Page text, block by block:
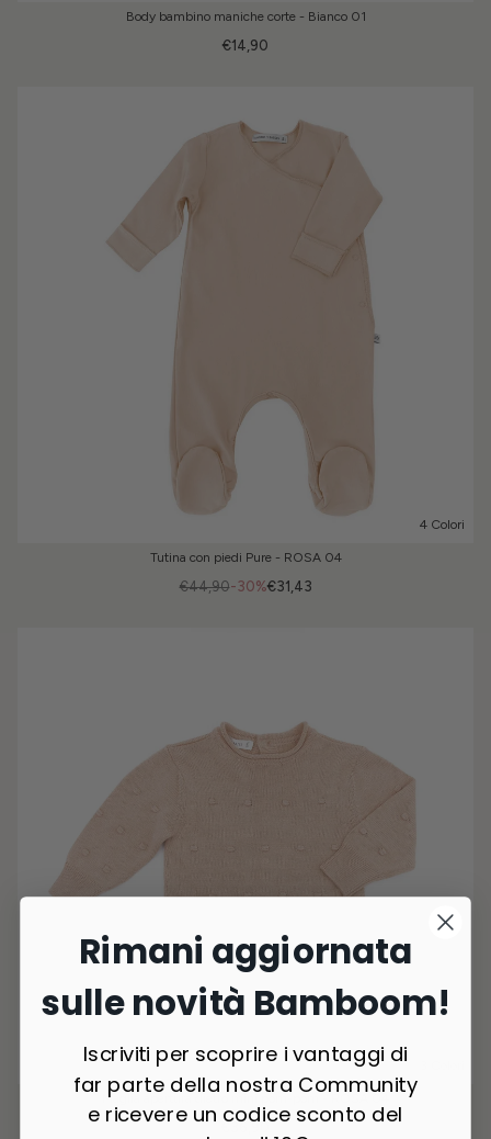
Body bambino maniche corte - Bianco 01
€14,90
4 Colori
Tutina con piedi Pure - ROSA 04
-30%
€44,90 €31,43
Maglia apertura dietro mini pom-pom - ROSA 04
Rimani aggiornata
sulle novità Bamboom!
Iscriviti per scoprire i vantaggi di
far parte della nostra Community
e ricevere un codice sconto del